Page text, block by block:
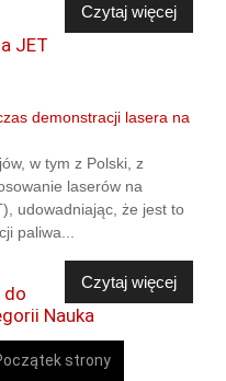
Czytaj więcej
JET
w tym z Polski, z
laserów na
udowadniając, że jest to
paliwa...
Czytaj więcej
do
Nauka
strony